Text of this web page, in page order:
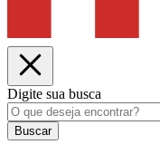
Digite sua busca
Buscar